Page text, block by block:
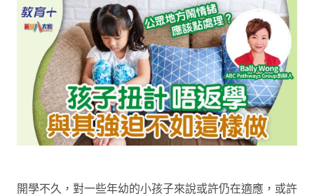
開學不久，對一些年幼的小孩子來說或許仍在適應，或許